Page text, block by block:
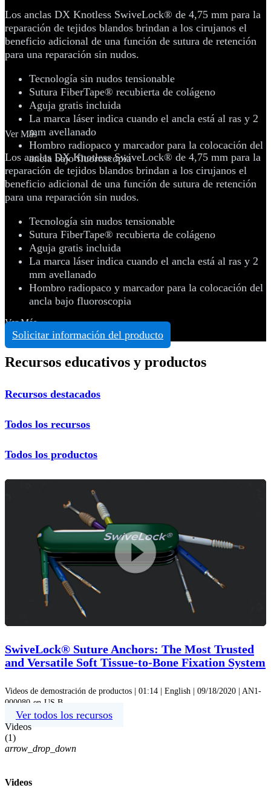
Los anclas DX Knotless SwiveLock® de 4,75 mm para la
reparación de tejidos blandos brindan a los cirujanos el
beneficio adicional de una función de sutura de retención
para una reparación sin nudos.
Tecnología sin nudos tensionable
Sutura FiberTape® recubierta de colágeno
Aguja gratis incluida
La marca láser indica cuando el ancla está al ras y 2
mm avellanado
Hombro radiopaco y marcador para la colocación del
ancla bajo fluoroscopia
Ver Más
Los anclas DX Knotless SwiveLock® de 4,75 mm para la
reparación de tejidos blandos brindan a los cirujanos el
beneficio adicional de una función de sutura de retención
para una reparación sin nudos.
Tecnología sin nudos tensionable
Sutura FiberTape® recubierta de colágeno
Aguja gratis incluida
La marca láser indica cuando el ancla está al ras y 2
mm avellanado
Hombro radiopaco y marcador para la colocación del
ancla bajo fluoroscopia
Ver Más
Solicitar información del producto
Recursos educativos y productos
Recursos destacados
Todos los recursos
Todos los productos
Play
Video
SwiveLock® Suture Anchors: The Most Trusted
and Versatile Soft Tissue-to-Bone Fixation System
Videos de demostración de productos | 01:14 | English | 09/18/2020 | AN1-
000080-en-US B
Ver todos los recursos
Videos
(1)
arrow_drop_down
Videos